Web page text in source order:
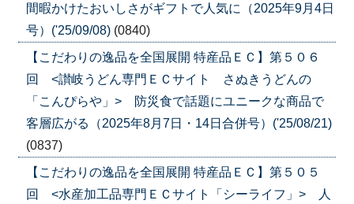
間暇かけたおいしさがギフトで人気に（2025年9月4日
号）('25/09/08) (0840)
【こだわりの逸品を全国展開 特産品ＥＣ】第５０６
回 <讃岐うどん専門ＥＣサイト さぬきうどんの
「こんぴらや」> 防災食で話題にユニークな商品で
客層広がる（2025年8月7日・14日合併号）('25/08/21)
(0837)
【こだわりの逸品を全国展開 特産品ＥＣ】第５０５
回 <水産加工品専門ＥＣサイト「シーライフ」> 人